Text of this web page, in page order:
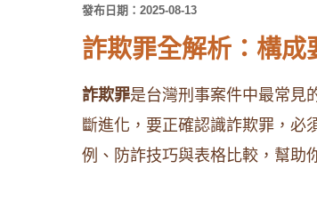
發布日期：2025-08-13
詐欺罪全解析：構
詐欺罪是台灣刑事案件中最常見
斷進化，要正確認識詐欺罪，必
例、防詐技巧與表格比較，幫助